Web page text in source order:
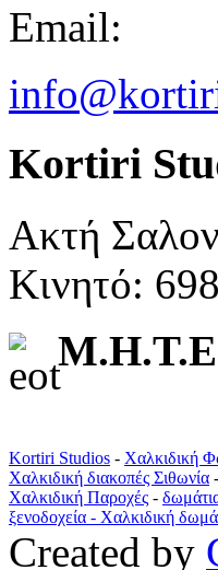
Email:
Kortiri
Ακτή
Κινητό:
Μ.Η.Τ.Ε.
Kortiri Studios - Χαλκιδική
Χαλκιδική διακοπές Σιθωνία -
Χαλκιδική Παροχές -
ξενοδοχεία - Χαλκιδική
Created by